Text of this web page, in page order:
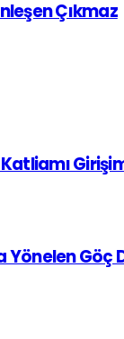
Çıkmaz
Yönelen Göç